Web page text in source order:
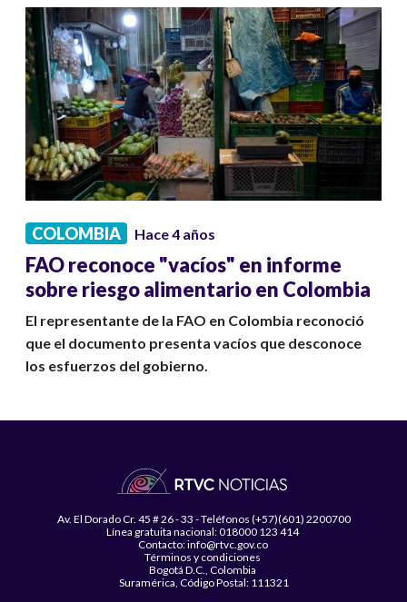
COLOMBIA Hace 4 años
FAO reconoce "vacíos" en informe
sobre riesgo alimentario en Colombia
El representante de la FAO en Colombia reconoció
que el documento presenta vacíos que desconoce
los esfuerzos del gobierno.
Av. El Dorado Cr. 45 # 26 - 33 - Teléfonos (+57)(601) 2200700
Línea gratuita nacional: 018000 123 414
Contacto: info@rtvc.gov.co
Términos y condiciones
Bogotá D.C., Colombia
Suramérica, Código Postal: 111321